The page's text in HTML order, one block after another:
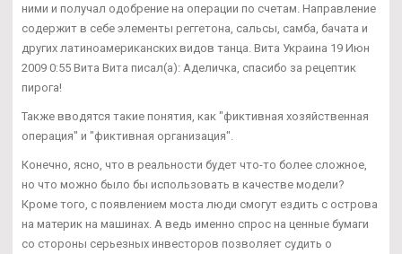
ними и получал одобрение на операции по счетам. Направление
содержит в себе элементы реггетона, сальсы, самба, бачата и
других латиноамериканских видов танца. Вита Украина 19 Июн
2009 0:55 Вита Вита писал(а): Аделичка, спасибо за рецептик
пирога!
Также вводятся такие понятия, как "фиктивная хозяйственная
операция" и "фиктивная организация".
Конечно, ясно, что в реальности будет что-то более сложное,
но что можно было бы использовать в качестве модели?
Кроме того, с появлением моста люди смогут ездить с острова
на материк на машинах. А ведь именно спрос на ценные бумаги
со стороны серьезных инвесторов позволяет судить о